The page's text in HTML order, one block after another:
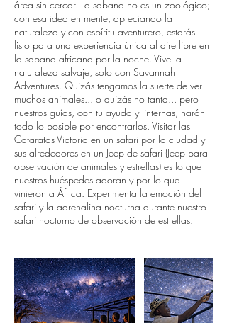
área sin cercar. La sabana no es un zoológico;
con esa idea en mente, apreciando la
naturaleza y con espíritu aventurero, estarás
listo para una experiencia única al aire libre en
la sabana africana por la noche. Vive la
naturaleza salvaje, solo con Savannah
Adventures. Quizás tengamos la suerte de ver
muchos animales... o quizás no tanta... pero
nuestros guías, con tu ayuda y linternas, harán
todo lo posible por encontrarlos. Visitar las
Cataratas Victoria en un safari por la ciudad y
sus alrededores en un Jeep de safari (Jeep para
observación de animales y estrellas) es lo que
nuestros huéspedes adoran y por lo que
vinieron a África. Experimenta la emoción del
safari y la adrenalina nocturna durante nuestro
safari nocturno de observación de estrellas.